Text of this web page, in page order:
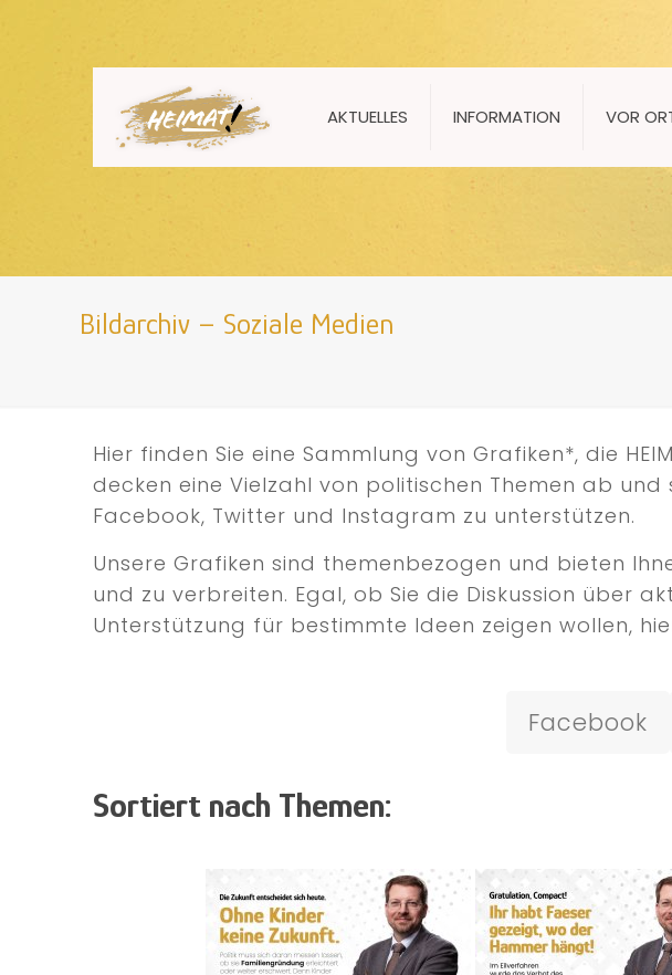
AKTUELLES INFORMATION VOR
Bildarchiv – Soziale Medien
Hier finden Sie eine Sammlung von Grafiken*, die
decken eine Vielzahl von politischen Themen ab
Facebook, Twitter und Instagram zu unterstützen.
Unsere Grafiken sind themenbezogen und bieten
und zu verbreiten. Egal, ob Sie die Diskussion über
Unterstützung für bestimmte Ideen zeigen wollen,
Facebook
Sortiert nach Themen: